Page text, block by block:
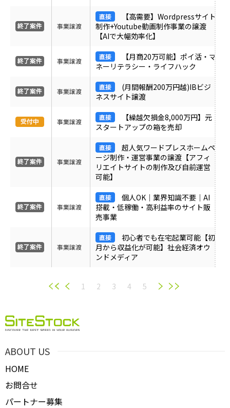
事業譲渡
【高需要】Wordpressサイト
制作+Youtube動画制作事業の譲渡
【AIで大幅効率化】
事業譲渡
【月商20万可能】ポイ活・マ
ネーリテラシー・ライフハック
事業譲渡
(月間報酬200万円越)IBビジ
ネスサイト譲渡
事業譲渡
【繰越欠損金8,000万円】元
スタートアップの箱を売却
事業譲渡
超人気ワードプレスホームペ
ージ制作・運営事業の譲渡【アフィ
リエイトサイトの制作及び自前運営
可能】
事業譲渡
個人OK｜業界知識不要｜AI
搭載・低稼働・高利益率のサイト販
売事業
事業譲渡
初心者でも在宅起業可能【初
月から収益化が可能】社会経済オウ
ンドメディア
1 2 3 4 5
ABOUT US
HOME
お問合せ
パートナー募集